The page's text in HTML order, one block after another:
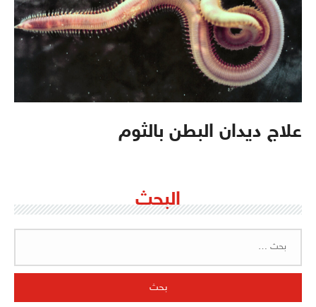
علاج ديدان البطن بالثوم
البحث